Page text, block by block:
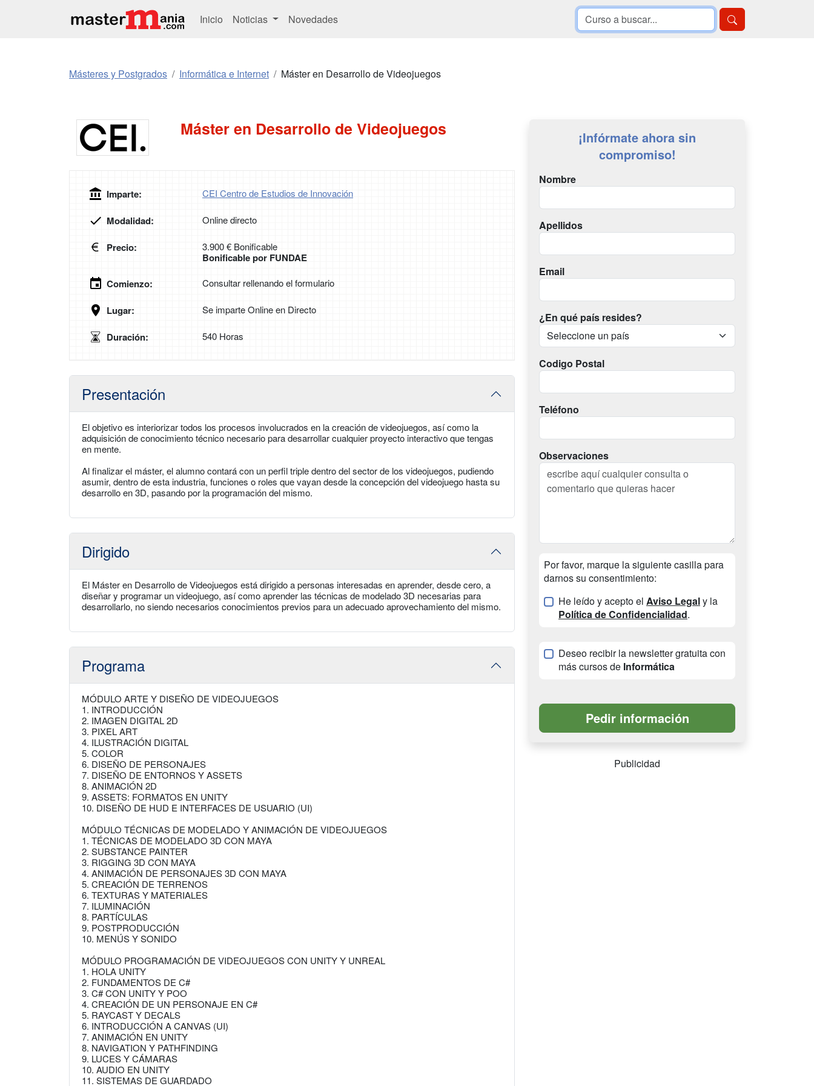
Inicio Noticias Novedades
Másteres y Postgrados Informática e Internet Máster en Desarrollo de Videojuegos
Máster en Desarrollo de Videojuegos
Imparte: CEI Centro de Estudios de Innovación
Modalidad: Online directo
Precio: 3.900 € Bonificable
Bonificable por FUNDAE
Comienzo:
Consultar rellenando el formulario
Lugar: Se imparte Online en Directo
Duración: 540 Horas
Presentación
El objetivo es interiorizar todos los procesos involucrados en la creación de videojuegos, así como la
adquisición de conocimiento técnico necesario para desarrollar cualquier proyecto interactivo que tengas
en mente.
Al finalizar el máster, el alumno contará con un perfil triple dentro del sector de los videojuegos, pudiendo
asumir, dentro de esta industria, funciones o roles que vayan desde la concepción del videojuego hasta su
desarrollo en 3D, pasando por la programación del mismo.
Dirigido
El Máster en Desarrollo de Videojuegos está dirigido a personas interesadas en aprender, desde cero, a
diseñar y programar un videojuego, así como aprender las técnicas de modelado 3D necesarias para
desarrollarlo, no siendo necesarios conocimientos previos para un adecuado aprovechamiento del mismo.
Programa
MÓDULO ARTE Y DISEÑO DE VIDEOJUEGOS
1. INTRODUCCIÓN
2. IMAGEN DIGITAL 2D
3. PIXEL ART
4. ILUSTRACIÓN DIGITAL
5. COLOR
6. DISEÑO DE PERSONAJES
7. DISEÑO DE ENTORNOS Y ASSETS
8. ANIMACIÓN 2D
9. ASSETS: FORMATOS EN UNITY
10. DISEÑO DE HUD E INTERFACES DE USUARIO (UI)
MÓDULO TÉCNICAS DE MODELADO Y ANIMACIÓN DE VIDEOJUEGOS
1. TÉCNICAS DE MODELADO 3D CON MAYA
2. SUBSTANCE PAINTER
3. RIGGING 3D CON MAYA
4. ANIMACIÓN DE PERSONAJES 3D CON MAYA
5. CREACIÓN DE TERRENOS
6. TEXTURAS Y MATERIALES
7. ILUMINACIÓN
8. PARTÍCULAS
9. POSTPRODUCCIÓN
10. MENÚS Y SONIDO
MÓDULO PROGRAMACIÓN DE VIDEOJUEGOS CON UNITY Y UNREAL
1. HOLA UNITY
2. FUNDAMENTOS DE C#
3. C# CON UNITY Y POO
4. CREACIÓN DE UN PERSONAJE EN C#
5. RAYCAST Y DECALS
6. INTRODUCCIÓN A CANVAS (UI)
7. ANIMACIÓN EN UNITY
8. NAVIGATION Y PATHFINDING
9. LUCES Y CÁMARAS
10. AUDIO EN UNITY
11. SISTEMAS DE GUARDADO
¡Infórmate ahora sin
compromiso!
Nombre
Apellidos
Email
¿En qué país resides?
Codigo Postal
Teléfono
Observaciones
Por favor, marque la siguiente casilla para
darnos su consentimiento:
He leído y acepto el Aviso Legaly la
Política de Confidencialidad.
Deseo recibir la newsletter gratuita con
más cursos de Informática
Publicidad